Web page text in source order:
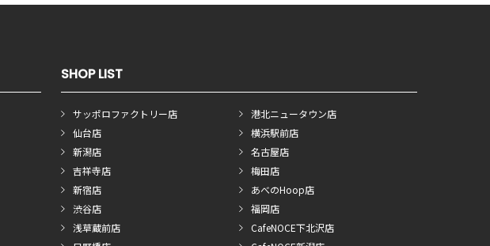
SHOP LIST
サッポロファクトリー店
仙台店
新潟店
吉祥寺店
新宿店
渋谷店
浅草蔵前店
港北ニュータウン店
横浜駅前店
名古屋店
梅田店
あべのHoop店
福岡店
CafeNOCE下北沢店